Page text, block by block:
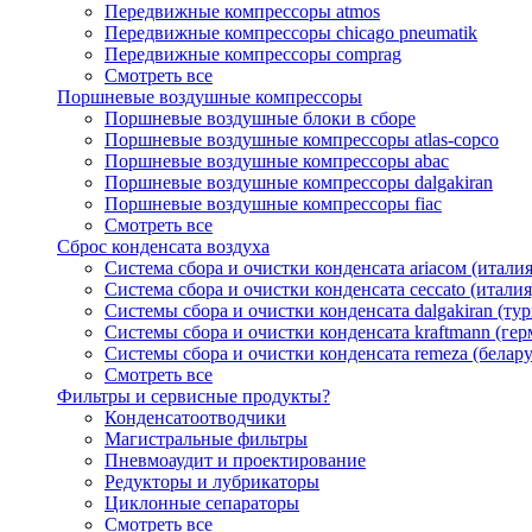
Передвижные компрессоры atmos
Передвижные компрессоры chicago pneumatik
Передвижные компрессоры comprag
Смотреть все
Поршневые воздушные компрессоры
Поршневые воздушные блоки в сборе
Поршневые воздушные компрессоры atlas-copco
Поршневые воздушные компрессоры abac
Поршневые воздушные компрессоры dalgakiran
Поршневые воздушные компрессоры fiac
Смотреть все
Сброс конденсата воздуха
Система сбора и очистки конденсата ariacом
Система сбора и очистки конденсата ceccato
Системы сбора и очистки конденсата dalgakiran
Системы сбора и очистки конденсата kraftmann
Системы сбора и очистки конденсата remeza
Смотреть все
Фильтры и сервисные продукты?
Конденсатоотводчики
Магистральные фильтры
Пневмоаудит и проектирование
Редукторы и лубрикаторы
Циклонные сепараторы
Смотреть все